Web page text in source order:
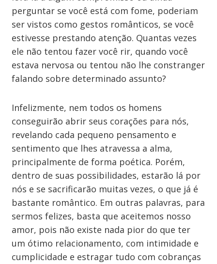
perguntar se você está com fome, poderiam
ser vistos como gestos românticos, se você
estivesse prestando atenção. Quantas vezes
ele não tentou fazer você rir, quando você
estava nervosa ou tentou não lhe constranger
falando sobre determinado assunto?
Infelizmente, nem todos os homens
conseguirão abrir seus corações para nós,
revelando cada pequeno pensamento e
sentimento que lhes atravessa a alma,
principalmente de forma poética. Porém,
dentro de suas possibilidades, estarão lá por
nós e se sacrificarão muitas vezes, o que já é
bastante romântico. Em outras palavras, para
sermos felizes, basta que aceitemos nosso
amor, pois não existe nada pior do que ter
um ótimo relacionamento, com intimidade e
cumplicidade e estragar tudo com cobranças